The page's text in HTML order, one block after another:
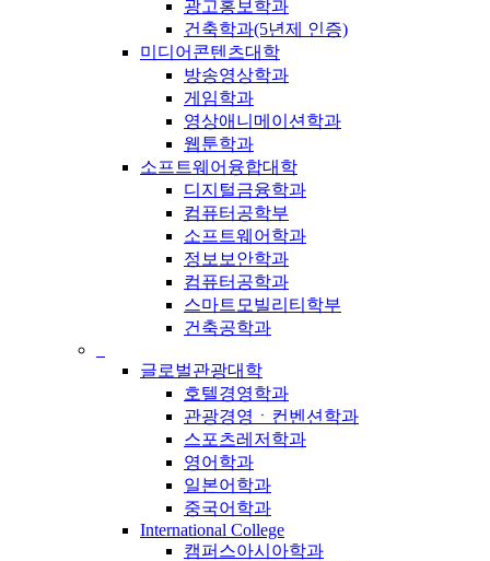
광고홍보학과
건축학과(5년제 인증)
미디어콘텐츠대학
방송영상학과
게임학과
영상애니메이션학과
웹툰학과
소프트웨어융합대학
디지털금융학과
컴퓨터공학부
소프트웨어학과
정보보안학과
컴퓨터공학과
스마트모빌리티학부
건축공학과
글로벌관광대학
호텔경영학과
관광경영ㆍ컨벤션학과
스포츠레저학과
영어학과
일본어학과
중국어학과
International College
캠퍼스아시아학과